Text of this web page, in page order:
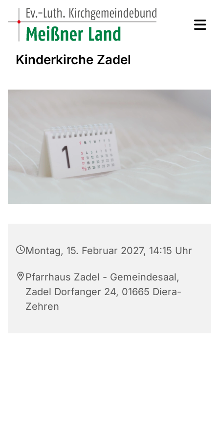
Kinderkirche Zadel
Montag, 15. Februar 2027, 14:15 Uhr
Pfarrhaus Zadel - Gemeindesaal,
Zadel Dorfanger 24, 01665 Diera-
Zehren